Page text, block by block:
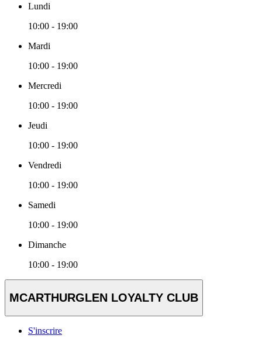
Lundi
10:00 - 19:00
Mardi
10:00 - 19:00
Mercredi
10:00 - 19:00
Jeudi
10:00 - 19:00
Vendredi
10:00 - 19:00
Samedi
10:00 - 19:00
Dimanche
10:00 - 19:00
MCARTHURGLEN LOYALTY CLUB
S'inscrire